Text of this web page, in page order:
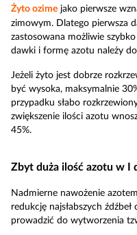
Żyto ozime jako pierwsze
zimowym. Dlatego pierwsza
zastosowana możliwie
dawki i formę azotu należy
Jeżeli żyto jest dobrze
być wysoka, maksymalnie
przypadku słabo
zwiększenie ilości azotu
45%.
Zbyt duża ilość azotu w I
Nadmierne nawożenie
redukcję najsłabszych
prowadzić do wytworzenia